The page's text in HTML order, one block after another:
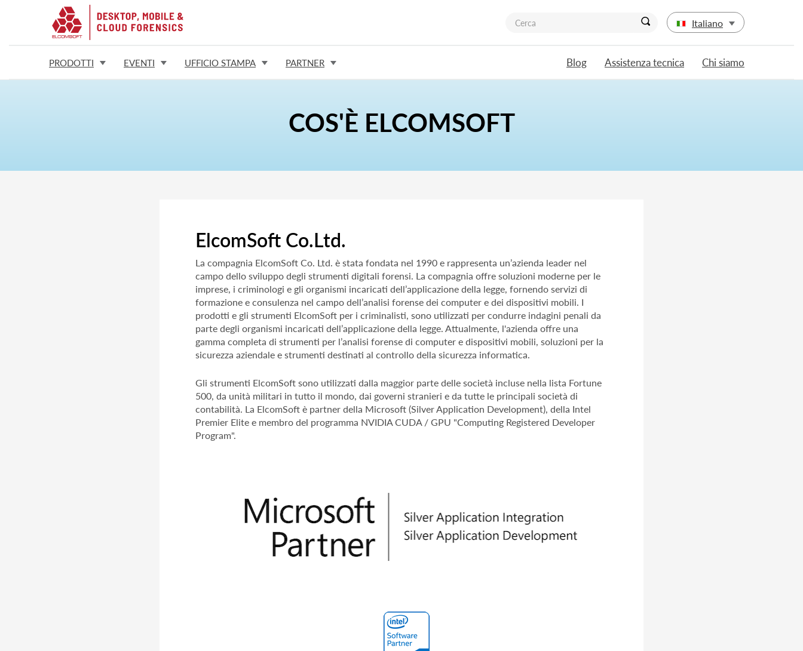
Italiano
PRODOTTI EVENTI UFFICIO STAMPA PARTNER Blog Assistenza tecnica Chi siamo
COS'È ELCOMSOFT
ElcomSoft Co.Ltd.
La compagnia ElcomSoft Co. Ltd. è stata fondata nel 1990 e rappresenta un’azienda leader nel
campo dello sviluppo degli strumenti digitali forensi. La compagnia offre soluzioni moderne per le
imprese, i criminologi e gli organismi incaricati dell’applicazione della legge, fornendo servizi di
formazione e consulenza nel campo dell’analisi forense dei computer e dei dispositivi mobili. I
prodotti e gli strumenti ElcomSoft per i criminalisti, sono utilizzati per condurre indagini penali da
parte degli organismi incaricati dell’applicazione della legge. Attualmente, l'azienda offre una
gamma completa di strumenti per l’analisi forense di computer e dispositivi mobili, soluzioni per la
sicurezza aziendale e strumenti destinati al controllo della sicurezza informatica.
Gli strumenti ElcomSoft sono utilizzati dalla maggior parte delle società incluse nella lista Fortune
500, da unità militari in tutto il mondo, dai governi stranieri e da tutte le principali società di
contabilità. La ElcomSoft è partner della Microsoft (Silver Application Development), della Intel
Premier Elite e membro del programma NVIDIA CUDA / GPU "Computing Registered Developer
Program".